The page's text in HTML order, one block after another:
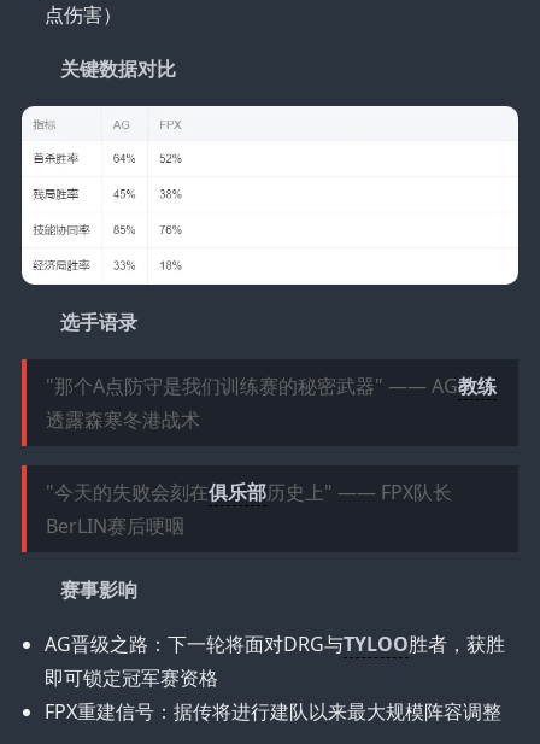
点伤害）
关键数据对比
选手语录
"那个A点防守是我们训练赛的秘密武器" —— AG教练
透露森寒冬港战术
"今天的失败会刻在俱乐部历史上" —— FPX队长
BerLIN赛后哽咽
赛事影响
AG晋级之路：下一轮将面对DRG与TYLOO胜者，获胜
即可锁定冠军赛资格
FPX重建信号：据传将进行建队以来最大规模阵容调整